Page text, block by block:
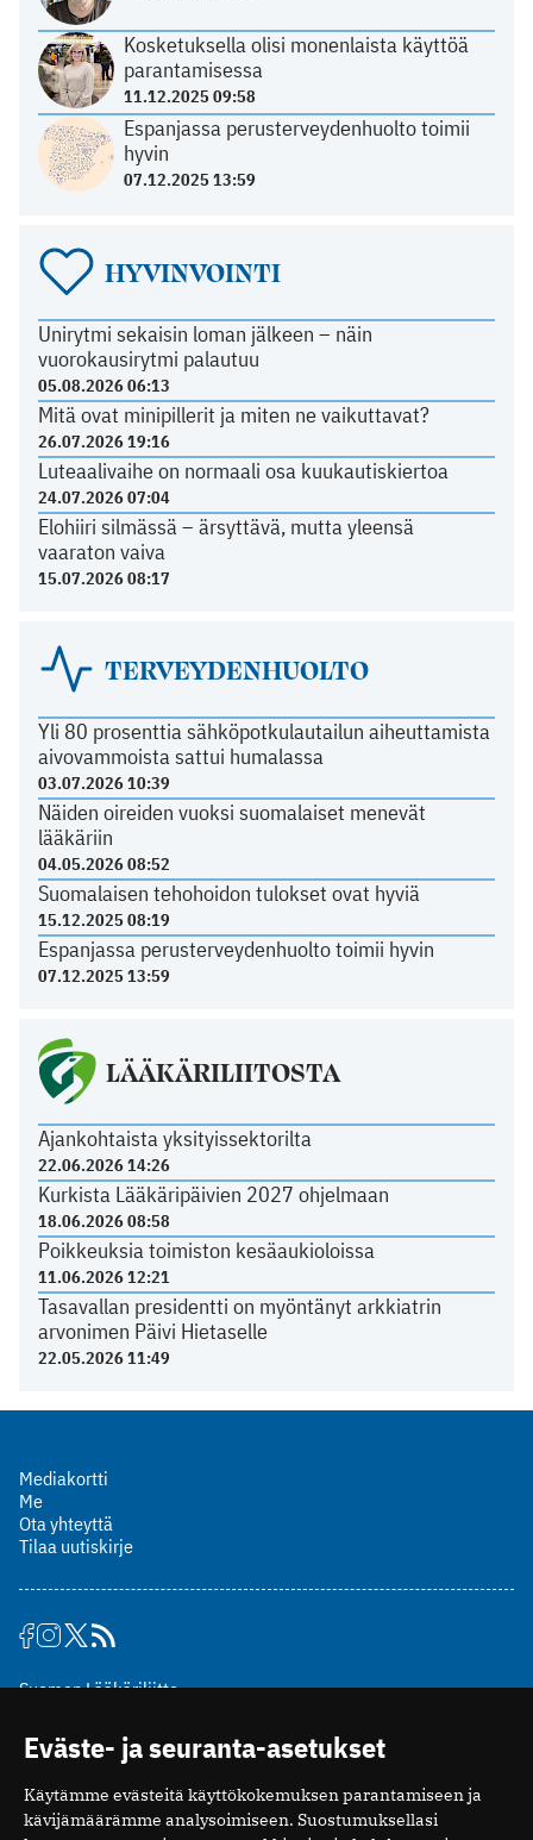
Kosketuksella olisi monenlaista käyttöä
parantamisessa
11.12.2025 09:58
Espanjassa perusterveydenhuolto toimii
hyvin
07.12.2025 13:59
HYVINVOINTI
Unirytmi sekaisin loman jälkeen – näin
vuorokausirytmi palautuu
05.08.2026 06:13
Mitä ovat minipillerit ja miten ne vaikuttavat?
26.07.2026 19:16
Luteaalivaihe on normaali osa kuukautiskiertoa
24.07.2026 07:04
Elohiiri silmässä – ärsyttävä, mutta yleensä
vaaraton vaiva
15.07.2026 08:17
TERVEYDENHUOLTO
Yli 80 prosenttia sähköpotkulautailun aiheuttamista
aivovammoista sattui humalassa
03.07.2026 10:39
Näiden oireiden vuoksi suomalaiset menevät
lääkäriin
04.05.2026 08:52
Suomalaisen tehohoidon tulokset ovat hyviä
15.12.2025 08:19
Espanjassa perusterveydenhuolto toimii hyvin
07.12.2025 13:59
LÄÄKÄRILIITOSTA
Ajankohtaista yksityissektorilta
22.06.2026 14:26
Kurkista Lääkäripäivien 2027 ohjelmaan
18.06.2026 08:58
Poikkeuksia toimiston kesäaukioloissa
11.06.2026 12:21
Tasavallan presidentti on myöntänyt arkkiatrin
arvonimen Päivi Hietaselle
22.05.2026 11:49
Mediakortti
Me
Ota yhteyttä
Tilaa uutiskirje
Suomen Lääkäriliitto
00510 Helsinki
puh. (09) 393 091
toimitus@potilaanlaakarilehti.fi
Eväste- ja seuranta-asetukset
Käytämme evästeitä käyttökokemuksen parantamiseen ja
kävijämäärämme analysoimiseen. Suostumuksellasi